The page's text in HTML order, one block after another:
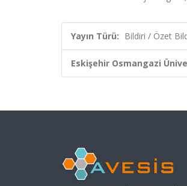
Yayın Türü: Bildiri / Özet
Eskişehir Osmangazi